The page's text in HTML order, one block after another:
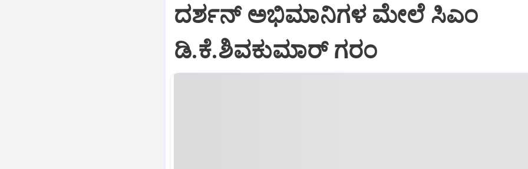
ದರ್ಶನ್ ಅಭಿಮಾನಿಗಳ ಮೇಲೆ ಸಿಎಂ
ಡಿ.ಕೆ.ಶಿವಕುಮಾರ್ ಗರಂ